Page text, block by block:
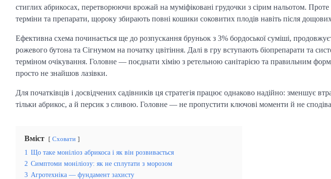
стиглих абрикосах, перетворюючи врожай на муміфіковані грудочки з сірим нальотом. Проте
терміни та препарати, щороку збирають повні кошики соковитих плодів навіть після
Ефективна схема починається ще до розпускання бруньок з 3% бордоської суміші,
рожевого бутона та Сігнумом на початку цвітіння. Далі в гру вступають біопрепарати та
терміном очікування. Головне — поєднати хімію з ретельною санітарією та правильним
просто не знайшов лазівки.
Для початківців і досвідчених садівників ця стратегія працює однаково надійно: зменшує
тільки абрикос, а й персик з сливою. Головне — не пропустити ключові моменти й не
Вміст Сховати
1 Що таке моніліоз абрикоса і як він розвивається
2 Симптоми моніліозу: як не сплутати з морозом
3 Агротехніка — фундамент захисту